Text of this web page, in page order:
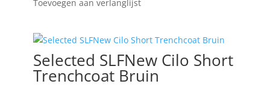
Toevoegen aan verlanglijst
Selected SLFNew Cilo Short
Trenchcoat Bruin